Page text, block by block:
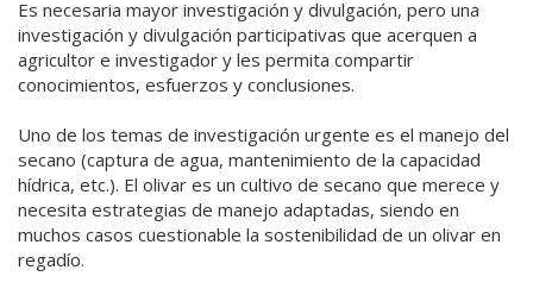
Es necesaria mayor investigación y divulgación, pero una
investigación y divulgación participativas que acerquen a
agricultor e investigador y les permita compartir
conocimientos, esfuerzos y conclusiones.
Uno de los temas de investigación urgente es el manejo del
secano (captura de agua, mantenimiento de la capacidad
hídrica, etc.). El olivar es un cultivo de secano que merece y
necesita estrategias de manejo adaptadas, siendo en
muchos casos cuestionable la sostenibilidad de un olivar en
regadío.